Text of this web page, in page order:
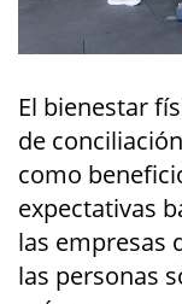
El bienestar
de
como
expectativas
las empresas
las personas